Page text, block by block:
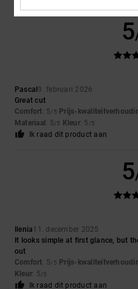
5
Pascal 9. februari 2026
Great cut
Comfort: 5/5 Prijs-
Materiaal : 5/5 Kleur: 5 /5
Ik raad dit product aan
5
Ilenia11. december 2025
It looks simple at first glance, but
out
Comfort: 5/5 Prijs-
Kleur: 5/5
Ik raad dit product aan